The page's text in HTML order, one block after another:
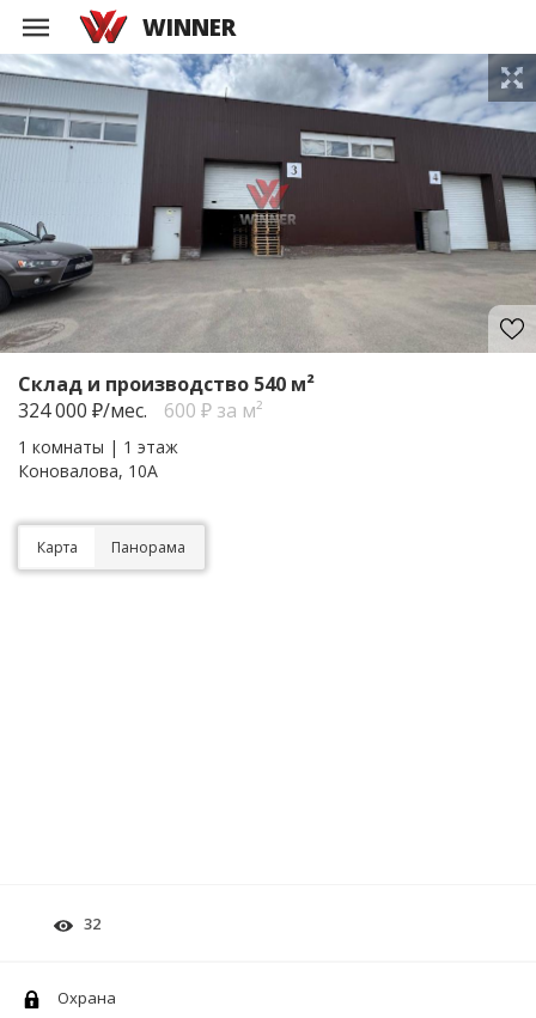
WINNER
Склад и производство 540 м²
324 000 ₽/мес. 600 ₽ за м²
1 комнаты | 1 этаж
Коновалова, 10А
Карта Панорама
32
Охрана